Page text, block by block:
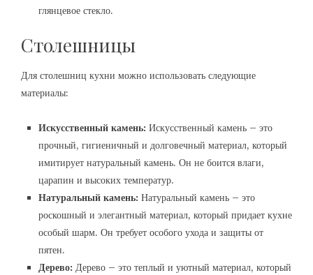
глянцевое стекло.
Столешницы
Для столешниц кухни можно использовать следующие
материалы:
Искусственный камень: Искусственный камень – это
прочный, гигиеничный и долговечный материал, который
имитирует натуральный камень. Он не боится влаги,
царапин и высоких температур.
Натуральный камень: Натуральный камень – это
роскошный и элегантный материал, который придает кухне
особый шарм. Он требует особого ухода и защиты от
пятен.
Дерево: Дерево – это теплый и уютный материал, который